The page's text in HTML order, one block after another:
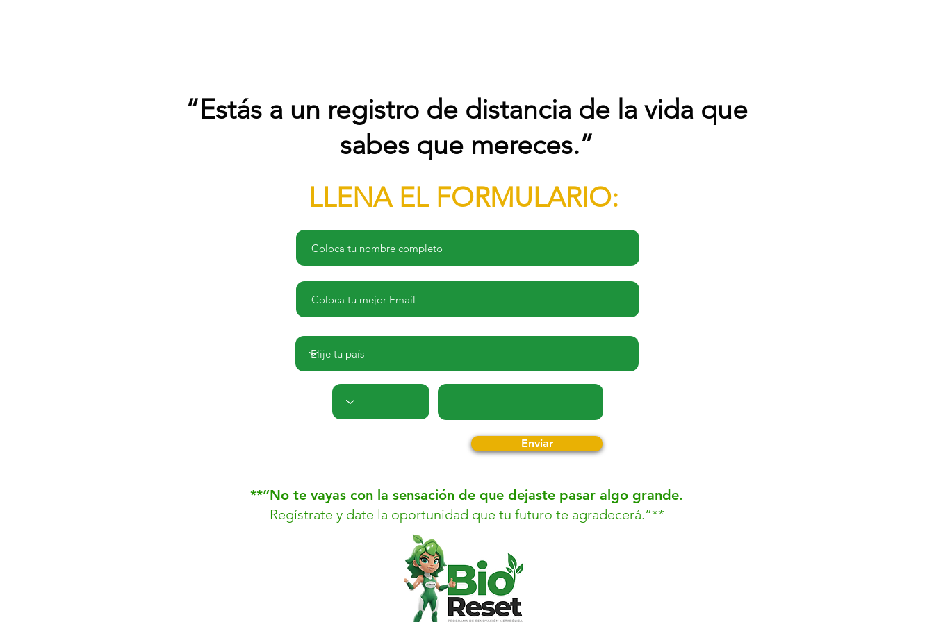
“Estás a un registro de distancia de la vida que
sabes que mereces.”
LLENA EL FORMULARIO:
Enviar
**“No te vayas con la sensación de que dejaste pasar algo grande.
Regístrate y date la oportunidad que tu futuro te agradecerá.”**